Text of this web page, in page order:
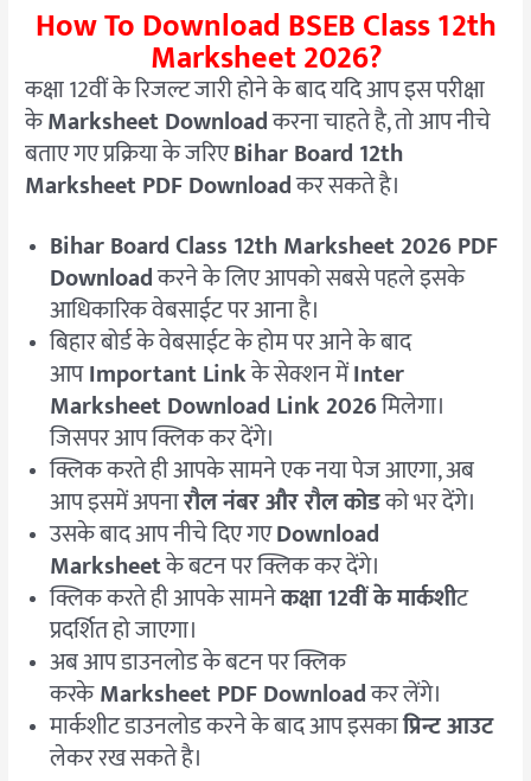
How To Download BSEB Class 12th
Marksheet 2026?
कक्षा 12वीं के रिजल्ट जारी होने के बाद यदि आप इस परीक्षा
केMarksheet Downloadकरना चाहते है, तो आप नीचे
बताए गए प्रक्रिया के जरिएBihar Board 12th
Marksheet PDF Downloadकर सकते है।
Bihar Board Class 12th Marksheet 2026 PDF
Downloadकरने के लिए आपको सबसे पहले इसके
आधिकारिक वेबसाईट पर आना है।
बिहार बोर्ड के वेबसाईट के होम पर आने के बाद
आपImportant Linkके सेक्शन मेंInter
Marksheet Download Link 2026मिलेगा।
जिसपर आप क्लिक कर देंगे।
क्लिक करते ही आपके सामने एक नया पेज आएगा, अब
आप इसमें अपनारौल नंबर और रौल कोडको भर देंगे।
उसके बाद आप नीचे दिए गएDownload
Marksheetके बटन पर क्लिक कर देंगे।
क्लिक करते ही आपके सामनेकक्षा 12वीं के मार्कशीट
प्रदर्शित हो जाएगा।
अब आप डाउनलोड के बटन पर क्लिक
करकेMarksheet PDF Downloadकर लेंगे।
मार्कशीट डाउनलोड करने के बाद आप इसकाप्रिन्ट आउट
लेकर रख सकते है।